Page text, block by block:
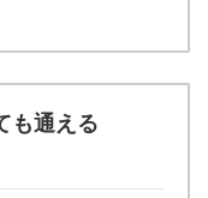
も通える